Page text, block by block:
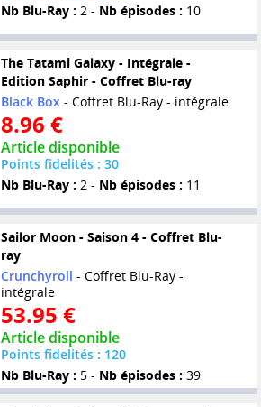
Nb Blu-Ray : 2 - Nb épisodes : 10
The Tatami Galaxy - Intégrale -
Edition Saphir - Coffret Blu-ray
Black Box- Coffret Blu-Ray - intégrale
8.96 €
Article disponible
Points fidelités : 30
Nb Blu-Ray : 2 - Nb épisodes : 11
Sailor Moon - Saison 4 - Coffret Blu-
ray
Crunchyroll - Coffret Blu-Ray -
intégrale
53.95 €
Article disponible
Points fidelités : 120
Nb Blu-Ray : 5 - Nb épisodes : 39